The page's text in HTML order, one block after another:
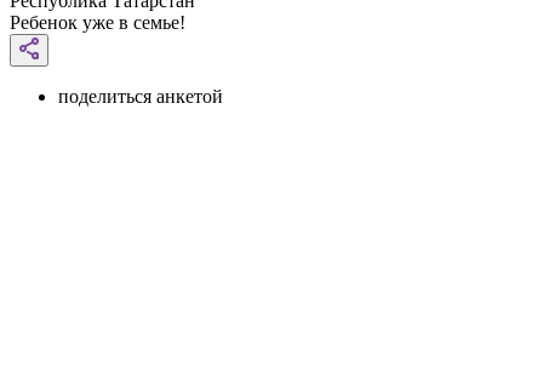
Ребенок уже в семье!
поделиться анкетой